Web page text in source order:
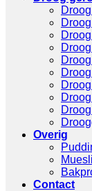
Overig
Muesli
Contact